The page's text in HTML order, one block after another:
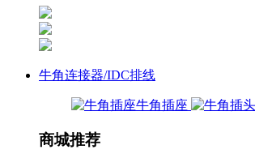
牛角连接器/IDC排线
牛角插座
商城推荐